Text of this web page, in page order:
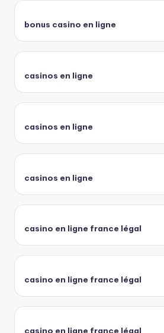
bonus casino en ligne
casinos en ligne
casinos en ligne
casinos en ligne
casino en ligne france légal
casino en ligne france légal
casino en ligne france légal